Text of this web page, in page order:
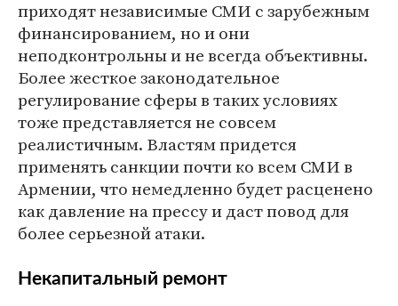
приходят независимые СМИ с зарубежным
финансированием, но и они
неподконтрольны и не всегда объективны.
Более жесткое законодательное
регулирование сферы в таких условиях
тоже представляется не совсем
реалистичным. Властям придется
применять санкции почти ко всем СМИ в
Армении, что немедленно будет расценено
как давление на прессу и даст повод для
более серьезной атаки.
Некапитальный ремонт